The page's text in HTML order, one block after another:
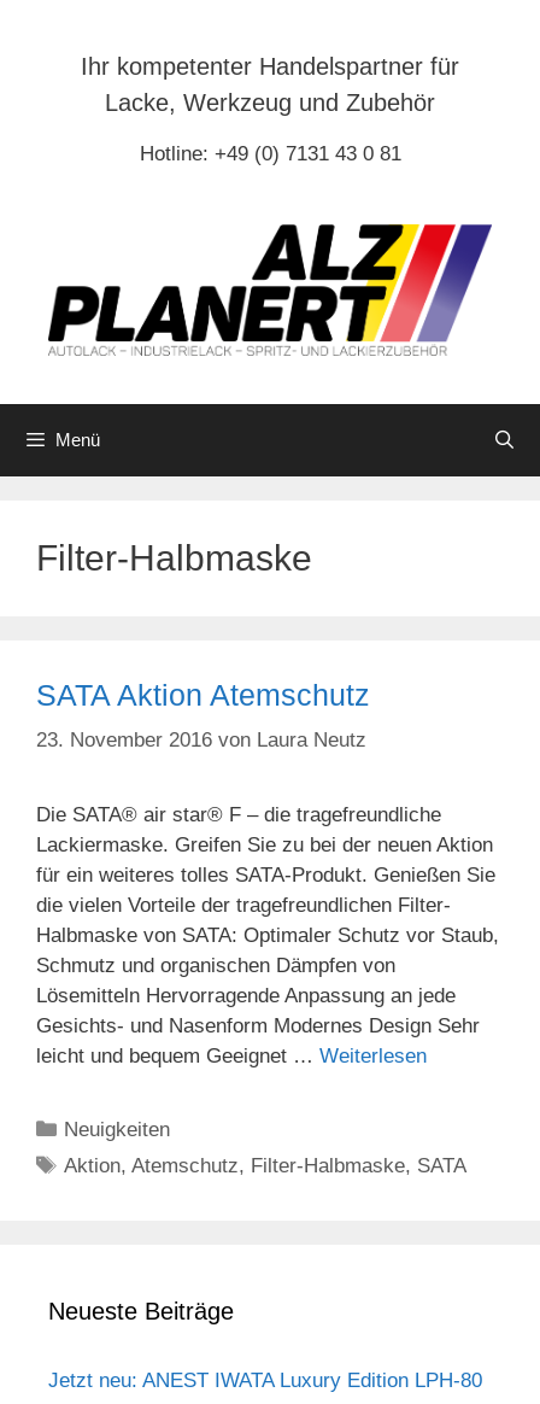
Ihr kompetenter Handelspartner für
Lacke, Werkzeug und Zubehör
Hotline: +49 (0) 7131 43 0 81
Menü
Filter-Halbmaske
SATA Aktion Atemschutz
23. November 2016 von Laura Neutz
Die SATA® air star® F – die tragefreundliche
Lackiermaske. Greifen Sie zu bei der neuen Aktion
für ein weiteres tolles SATA-Produkt. Genießen Sie
die vielen Vorteile der tragefreundlichen Filter-
Halbmaske von SATA: Optimaler Schutz vor Staub,
Schmutz und organischen Dämpfen von
Lösemitteln Hervorragende Anpassung an jede
Gesichts- und Nasenform Modernes Design Sehr
leicht und bequem Geeignet … Weiterlesen
Kategorien
Neuigkeiten
Schlagwörter
Aktion,Atemschutz, Filter-Halbmaske, SATA
Neueste Beiträge
Jetzt neu: ANEST IWATA Luxury Edition LPH-80